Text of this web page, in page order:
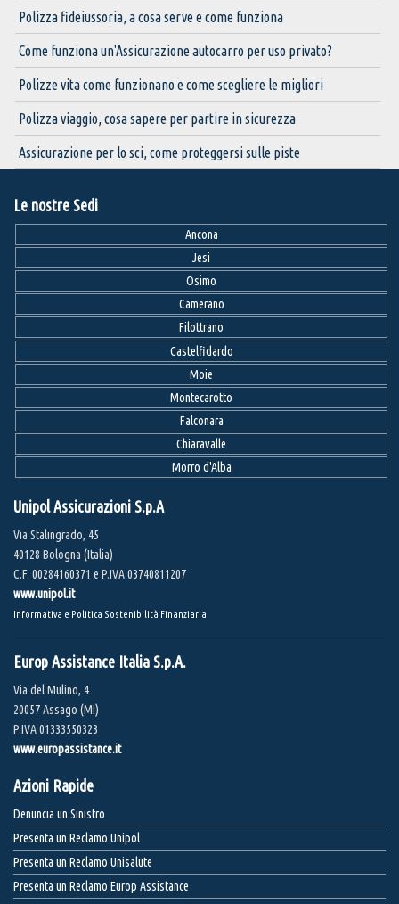
Polizza fideiussoria, a cosa serve e come funziona
Come funziona un'Assicurazione autocarro per uso privato?
Polizze vita come funzionano e come scegliere le migliori
Polizza viaggio, cosa sapere per partire in sicurezza
Assicurazione per lo sci, come proteggersi sulle piste
Le nostre Sedi
Ancona
Jesi
Osimo
Camerano
Filottrano
Castelfidardo
Moie
Montecarotto
Falconara
Chiaravalle
Morro d'Alba
Unipol Assicurazioni S.p.A
Via Stalingrado, 45
40128 Bologna (Italia)
C.F. 00284160371 e P.IVA 03740811207
www.unipol.it
Informativa e Politica Sostenibilità Finanziaria
Europ Assistance Italia S.p.A.
Via del Mulino, 4
20057 Assago (MI)
P.IVA 01333550323
www.europassistance.it
Azioni Rapide
Denuncia un Sinistro
Presenta un Reclamo Unipol
Presenta un Reclamo Unisalute
Presenta un Reclamo Europ Assistance